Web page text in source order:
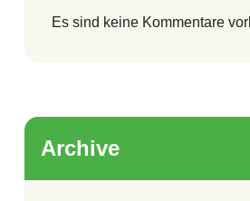
Es sind keine Kommentare
Archive